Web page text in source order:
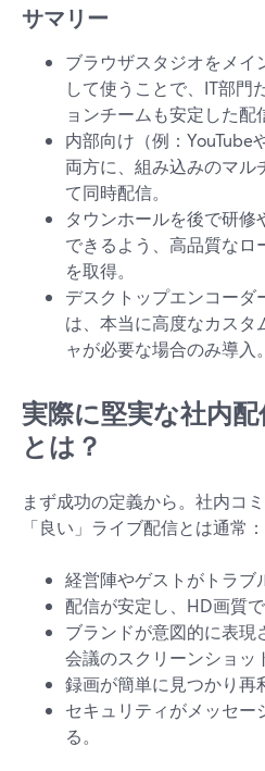
サマリー
ブラウザスタジオをメイ
して使うことで、IT部門
ョンチームも安定した配
内部向け（例：YouTube
両方に、組み込みのマル
て同時配信。
タウンホールを後で研修
できるよう、高品質な
を取得。
デスクトップエンコーダ
は、本当に高度なカスタ
ャが必要な場合のみ導入。
実際に堅実な社内
とは？
まず成功の定義から。社内コ
「良い」ライブ配信とは通常：
経営陣やゲストがトラブ
配信が安定し、HD画質で
ブランドが意図的に表現
会議のスクリーンショッ
録画が簡単に見つかり再
セキュリティがメッセー
る。